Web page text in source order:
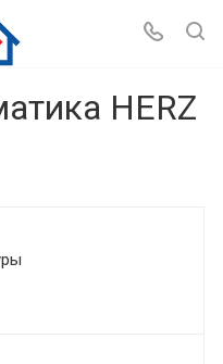
HERZ